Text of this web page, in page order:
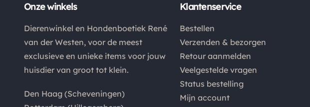
Onze winkels
Dierenwinkel en Hondenboetiek René
van der Westen, voor de meest
exclusieve en unieke items voor jouw
huisdier van groot tot klein.
Den Haag (Scheveningen)
Klantenservice
Bestellen
Verzenden & bezorgen
Retour aanmelden
Veelgestelde vragen
Status bestelling
Mijn account